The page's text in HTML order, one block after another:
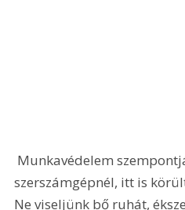
szerszámgépnél, itt is
Ne viseljünk bő ruhát,